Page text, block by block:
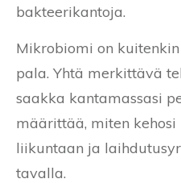
bakteerikantoja.
Mikrobiomi on
pala. Yhtä merkittävä
saakka kantamassasi
määrittää, miten kehosi
liikuntaan ja
tavalla.